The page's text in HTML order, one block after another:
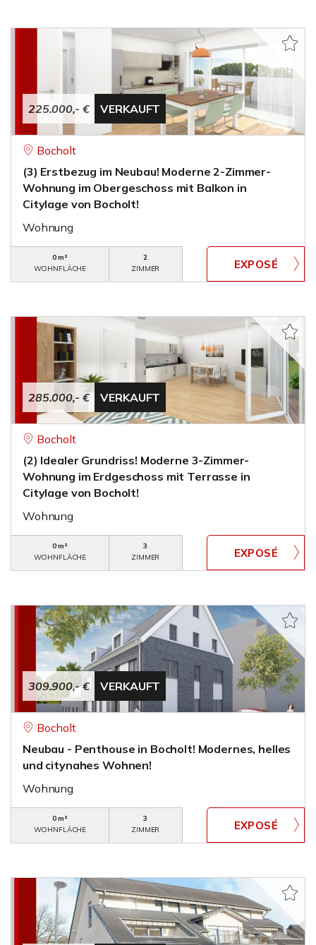
225.000,- € VERKAUFT
Bocholt
(3) Erstbezug im Neubau! Moderne 2-Zimmer-
Wohnung im Obergeschoss mit Balkon in
Citylage von Bocholt!
Wohnung
0 m²
WOHNFLÄCHE
2
ZIMMER
285.000,- € VERKAUFT
Bocholt
(2) Idealer Grundriss! Moderne 3-Zimmer-
Wohnung im Erdgeschoss mit Terrasse in
Citylage von Bocholt!
Wohnung
0 m²
WOHNFLÄCHE
3
ZIMMER
309.900,- € VERKAUFT
Bocholt
Neubau - Penthouse in Bocholt! Modernes, helles
und citynahes Wohnen!
Wohnung
0 m²
WOHNFLÄCHE
3
ZIMMER